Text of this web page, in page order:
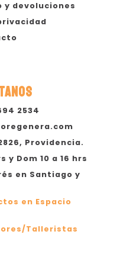
y devoluciones
2534
Providencia.
y Dom 10 a 16 hrs
en Santiago y
en Espacio
Talleristas